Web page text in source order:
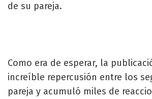
de su pareja.
Como era de esperar, la
increíble repercusión entre los
pareja y acumuló miles de